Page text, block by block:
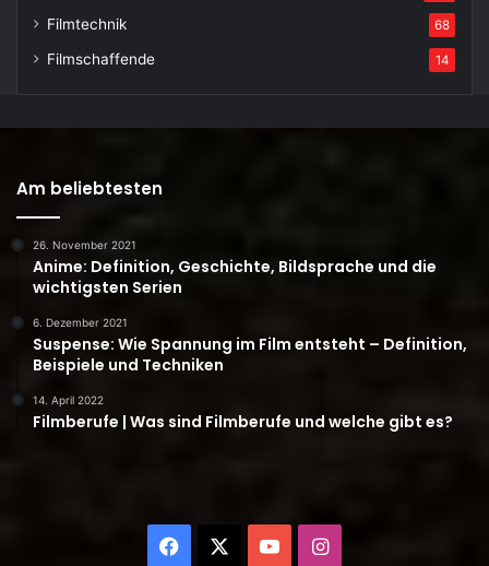
Filmtechnik 68
Filmschaffende 14
Am beliebtesten
26. November 2021
Anime: Definition, Geschichte, Bildsprache und die
wichtigsten Serien
6. Dezember 2021
Suspense: Wie Spannung im Film entsteht – Definition,
Beispiele und Techniken
14. April 2022
Filmberufe | Was sind Filmberufe und welche gibt es?
Facebook YouTubeInstagram